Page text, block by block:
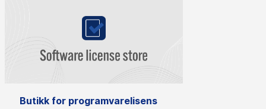
Butikk for programvarelisens